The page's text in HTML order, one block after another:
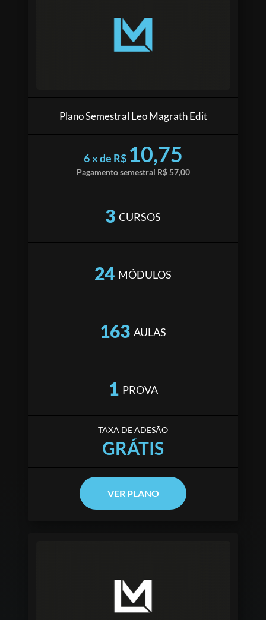
Plano Semestral Leo Magrath Edit
6 x de R$ 10,75
Pagamento semestral R$ 57,00
3 CURSOS
24 MÓDULOS
163 AULAS
1 PROVA
TAXA DE ADESÃO
GRÁTIS
VER PLANO